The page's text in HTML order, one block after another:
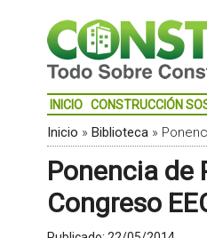
INICIO CONSTRUCCIÓN
Inicio » Biblioteca»
Ponencia de
Congreso